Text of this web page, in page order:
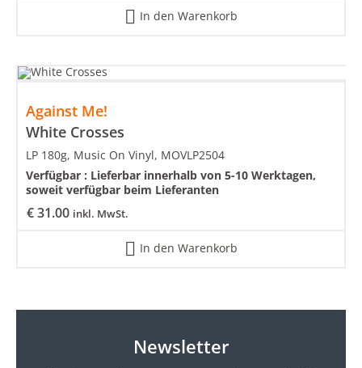
In den Warenkorb
Against Me!
White Crosses
€31.00 inkl. MwSt.
LP 180g, Music On Vinyl, MOVLP2504
Verfügbar : Lieferbar innerhalb von 5-10 Werktagen,
soweit verfügbar beim Lieferanten
In den Warenkorb
Newsletter